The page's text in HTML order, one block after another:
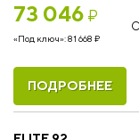
73 046 ₽
«Под ключ»:81 668 ₽
ПОДРОБНЕЕ